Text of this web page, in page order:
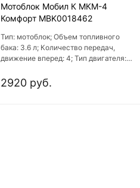
Мотоблок Мобил К МКМ-4
Комфорт MBK0018462
Тип: мотоблок; Объем топливного
бака: 3.6 л; Количество передач,
движение вперед: 4; Тип двигателя:
куб. см
2920 руб.